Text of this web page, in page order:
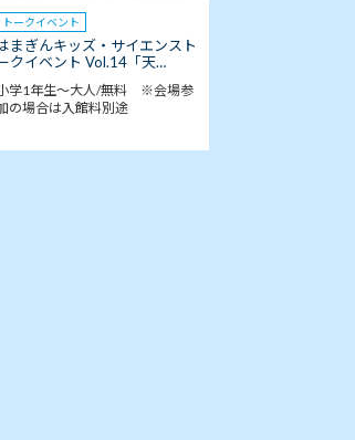
トークイベント
まぎんキッズ・サイエンスト
クイベント Vol.14「天…
学1年生～大人/無料 ※会場参
の場合は入館料別途